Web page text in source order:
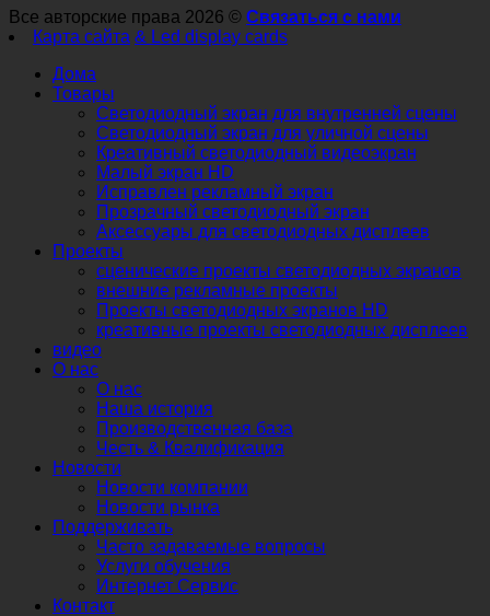
Все авторские права 2026 © Связаться с нами
Карта сайта & Led display cards
Дома
Товары
Светодиодный экран для внутренней сцены
Светодиодный экран для уличной сцены
Креативный светодиодный видеоэкран
Малый экран HD
Исправлен рекламный экран
Прозрачный светодиодный экран
Аксессуары для светодиодных дисплеев
Проекты
сценические проекты светодиодных экранов
внешние рекламные проекты
Проекты светодиодных экранов HD
креативные проекты светодиодных дисплеев
видео
О нас
О нас
Наша история
Производственная база
Честь & Квалификация
Новости
Новости компании
Новости рынка
Поддерживать
Часто задаваемые вопросы
Услуги обучения
Интернет Сервис
Контакт